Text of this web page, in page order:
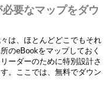
要なマップをダウ
は、ほとんどどこでもそれ
のeBookをマップしておく
ーダーのために特別設計さ
。ここでは、無料でダウン